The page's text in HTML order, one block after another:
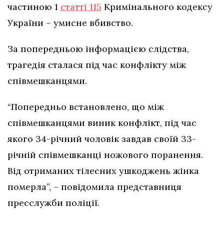
частиною 1 статті 115 Кримінального кодексу
України – умисне вбивство.
За попередньою інформацією слідства,
трагедія сталася під час конфлікту між
співмешканцями.
“Попередньо встановлено, що між
співмешканцями виник конфлікт, під час
якого 34-річний чоловік завдав своїй 33-
річній співмешканці ножового поранення.
Від отриманих тілесних ушкоджень жінка
померла”, – повідомила представниця
пресслужби поліції.